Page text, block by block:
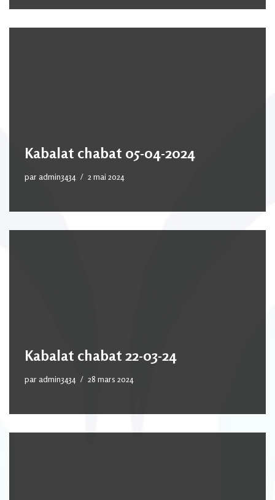
Kabalat chabat 05-04-2024
par admin3434 2 mai 2024
Kabalat chabat 22-03-24
par admin3434 28 mars 2024